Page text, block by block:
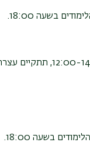
ביום הזיכרון לשואה ולגבורה, יום חמישי, כ"ז בניסן